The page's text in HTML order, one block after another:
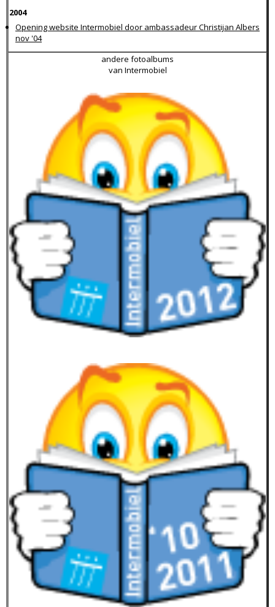
2004
Opening website Intermobiel door ambassadeur Christijan Albers
nov '04
andere fotoalbums
van Intermobiel